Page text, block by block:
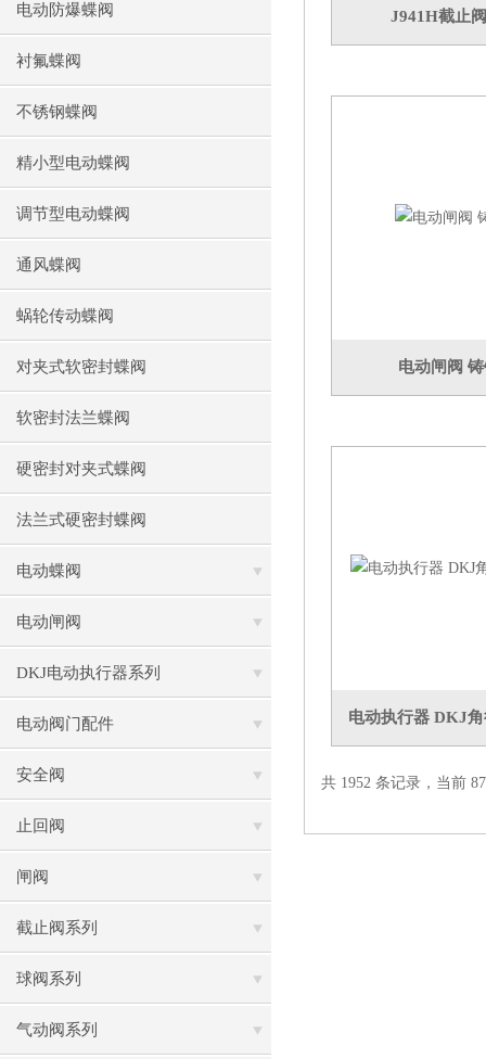
电动防爆蝶阀
衬氟蝶阀
不锈钢蝶阀
精小型电动蝶阀
调节型电动蝶阀
通风蝶阀
蜗轮传动蝶阀
对夹式软密封蝶阀
软密封法兰蝶阀
硬密封对夹式蝶阀
法兰式硬密封蝶阀
电动蝶阀
电动闸阀
DKJ电动执行器系列
电动阀门配件
安全阀
止回阀
闸阀
截止阀系列
球阀系列
气动阀系列
J941H截止
电动闸阀
电动执行器 DKJ
共 1952 条记录，当前